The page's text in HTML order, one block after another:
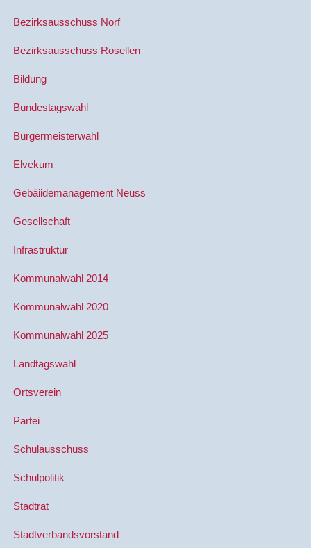
Bezirksausschuss Norf
Bezirksausschuss Rosellen
Bildung
Bundestagswahl
Bürgermeisterwahl
Elvekum
Gebäiidemanagement Neuss
Gesellschaft
Infrastruktur
Kommunalwahl 2014
Kommunalwahl 2020
Kommunalwahl 2025
Landtagswahl
Ortsverein
Partei
Schulausschuss
Schulpolitik
Stadtrat
Stadtverbandsvorstand